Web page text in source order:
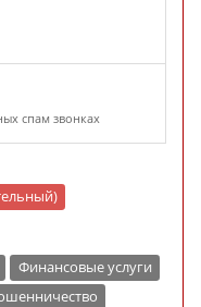
спам звонках
Финансовые услуги